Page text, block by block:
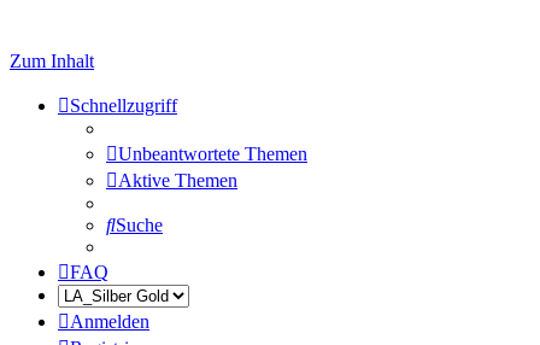
Zum Inhalt
Schnellzugriff
Unbeantwortete Themen
Aktive Themen
Suche
FAQ
Anmelden